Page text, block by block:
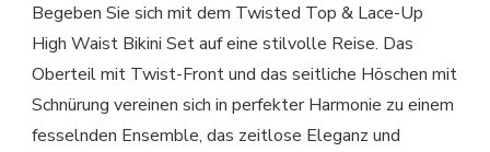
Begeben Sie sich mit dem Twisted Top & Lace-Up
High Waist Bikini Set auf eine stilvolle Reise. Das
Oberteil mit Twist-Front und das seitliche Höschen mit
Schnürung vereinen sich in perfekter Harmonie zu einem
fesselnden Ensemble, das zeitlose Eleganz und